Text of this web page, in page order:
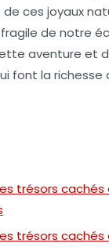
ces joyaux
de notre
aventure et
font la richesse
trésors cachés
trésors cachés